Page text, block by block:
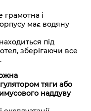
грамотна і
має водяну
під
зберігаючи все
тяги або
наддуву